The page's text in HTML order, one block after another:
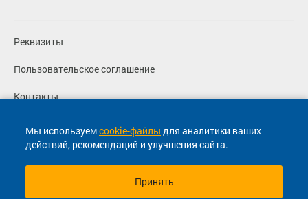
Мы используемcookie-файлы для аналитики ваших
действий, рекомендаций и улучшения сайта.
Принять
Реквизиты
Пользовательское соглашение
Контакты
Политика конфиденциальности
Перевозчикам
© 2013-2026, ООО "Капитал"- Онлайн сервис продажи